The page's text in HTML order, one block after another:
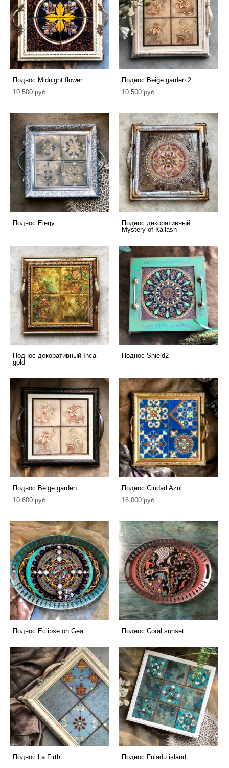
Поднос Midnight flower
10 500 pуб.
Поднос Beige garden 2
10 500 pуб.
Поднос Elegy
Поднос декоративный
Мystery of Кailash
Поднос декоративный Inca
gold
Поднос Shield2
Поднос Beige garden
10 600 pуб.
Поднос Ciudad Azul
16 000 pуб.
Поднос Еclipse on Gea Поднос Сoral sunset
Поднос La Firth Поднос Fuladu island